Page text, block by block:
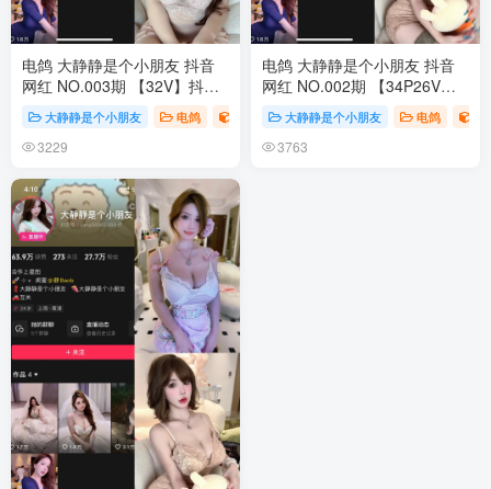
电鸽 大静静是个小朋友 抖音
网红 NO.003期 【32V】抖音
完整版合集
大静静是个小朋友 电鸽
3229
电鸽 大静静是个小朋友 抖音
网红 NO.002期 【34P26V】
抖音完整版合集
大静静是个小朋友 电鸽
3763